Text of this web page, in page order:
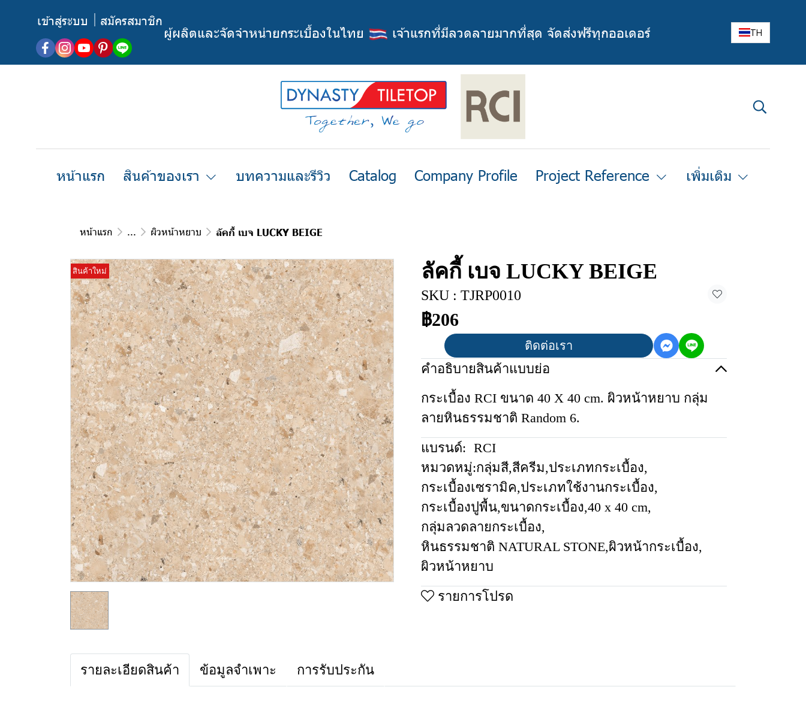
เข้าสู่ระบบ สมัครสมาชิก
ผู้ผลิตและจัดจำหน่ายกระเบื้องในไทย เจ้าแรกที่มีลวดลายมากที่สุด จัดส่งฟรีทุกออเดอร์ TH
หน้าแรก สินค้าของเรา บทความและรีวิว Catalog Company Profile Project Reference เพิ่มเติม
หน้าแรก ... ผิวหน้าหยาบ ลัคกี้ เบจ LUCKY BEIGE
สินค้าใหม่ ลัคกี้ เบจ LUCKY BEIGE
SKU : TJRP0010
฿206
ติดต่อเรา
คำอธิบายสินค้าแบบย่อ
กระเบื้อง RCI ขนาด 40 X 40 cm. ผิวหน้าหยาบ กลุ่ม
ลายหินธรรมชาติ Random 6.
แบรนด์: RCI
หมวดหมู่:กลุ่มสี,สีครีม,ประเภทกระเบื้อง,
กระเบื้องเซรามิค,ประเภทใช้งานกระเบื้อง,
กระเบื้องปูพื้น,ขนาดกระเบื้อง,40 x 40 cm,
กลุ่มลวดลายกระเบื้อง,
หินธรรมชาติ NATURAL STONE,ผิวหน้ากระเบื้อง,
ผิวหน้าหยาบ
รายการโปรด
รายละเอียดสินค้า ข้อมูลจำเพาะ การรับประกัน